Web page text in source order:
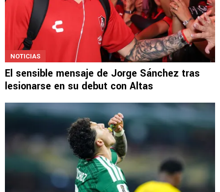
NOTICIAS
El sensible mensaje de Jorge Sánchez tras
lesionarse en su debut con Altas